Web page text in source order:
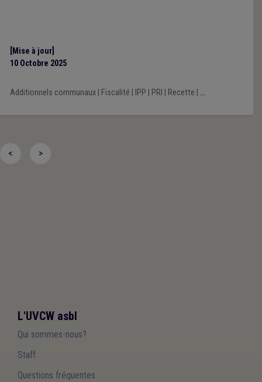
[Mise à jour]
10 Octobre 2025
Additionnels communaux| Fiscalité IPP PRI Recette ...
< >
L'UVCW asbl
Qui sommes-nous?
Staff
Questions fréquentes